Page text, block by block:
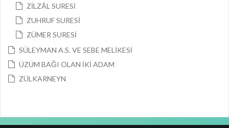
ZİLZÂL SURESİ
ZUHRUF SURESİ
ZÜMER SURESİ
SÜLEYMAN A.S. VE SEBE MELİKESİ
ÜZÜM BAĞI OLAN İKİ ADAM
ZÜLKARNEYN